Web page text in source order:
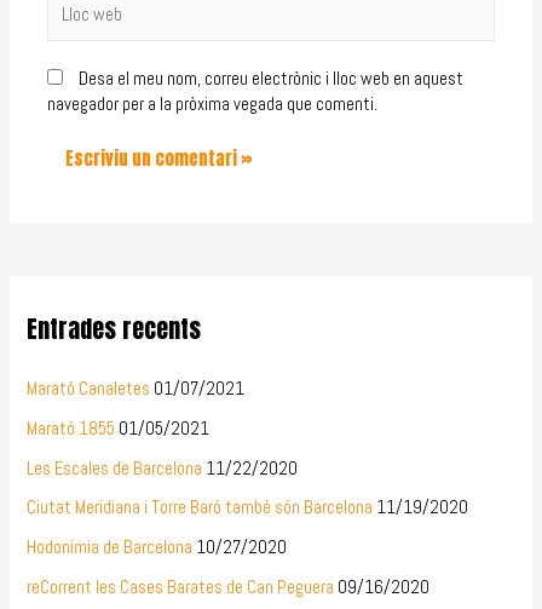
Desa el meu nom, correu electrònic i lloc web en aquest
navegador per a la pròxima vegada que comenti.
Entrades recents
Marató Canaletes 01/07/2021
Marató 1855 01/05/2021
Les Escales de Barcelona 11/22/2020
Ciutat Meridiana i Torre Baró també són Barcelona 11/19/2020
Hodonímia de Barcelona 10/27/2020
reCorrent les Cases Barates de Can Peguera 09/16/2020